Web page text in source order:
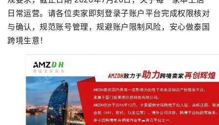
日常运营。请各位卖家即刻登录子账户平台完成权限核对
与确认，规范账号管理，规避账户限制风险，安心做泰国
跨境生意！